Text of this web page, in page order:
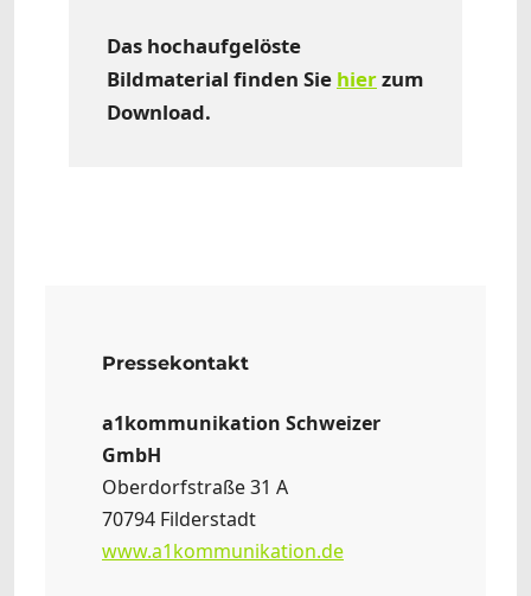
Das hochaufgelöste
Bildmaterial finden Sie hierzum
Download.
Pressekontakt
a1kommunikation Schweizer
GmbH
Oberdorfstraße 31 A
70794 Filderstadt
www.a1kommunikation.de